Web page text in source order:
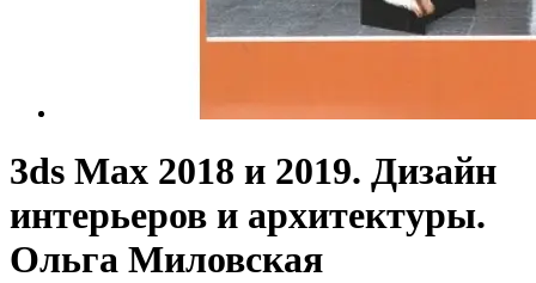
3ds Max 2018 и 2019. Дизайн
интерьеров и архитектуры.
Ольга Миловская